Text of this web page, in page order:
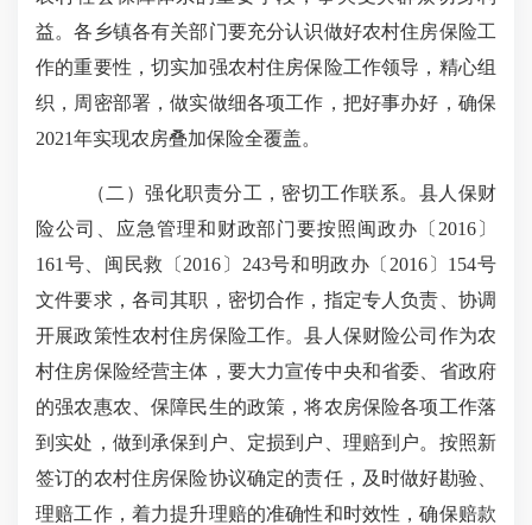
益。各乡镇各有关部门要充分认识做好农村住房保险工
作的重要性，切实加强农村住房保险工作领导，精心组
织，周密部署，做实做细各项工作，把好事办好，确保
2021年实现农房叠加保险全覆盖。
（二）强化职责分工，密切工作联系。 县人保财
险公司、应急管理和财政部门要按照闽政办〔 2016 〕
161 号、闽民救〔 2016 〕 243号和明政办〔 2016 〕 154号
文件要求，各司其职，密切合作，指定专人负责、协调
开展政策性农村住房保险工作。县人保财险公司作为农
村住房保险经营主体，要大力宣传中央和省委、省政府
的强农惠农、保障民生的政策，将农房保险各项工作落
到实处，做到承保到户、定损到户、理赔到户。按照新
签订的农村住房保险协议确定的责任，及时做好勘验、
理赔工作，着力提升理赔的准确性和时效性，确保赔款